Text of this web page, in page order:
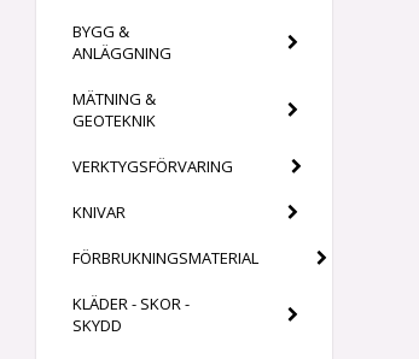
BYGG &
ANLÄGGNING
MÄTNING &
GEOTEKNIK
VERKTYGSFÖRVARING
KNIVAR
FÖRBRUKNINGSMATERIAL
KLÄDER - SKOR -
SKYDD